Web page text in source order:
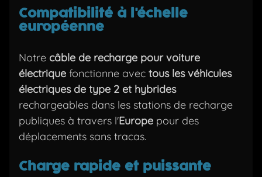
Compatibilité à l'échelle
européenne
Notre câble de recharge pour voiture
électrique fonctionne avec tous les véhicules
électriques de type 2 et hybrides
rechargeables dans les stations de recharge
publiques à travers l'Europe pour des
déplacements sans tracas.
Charge rapide et puissante